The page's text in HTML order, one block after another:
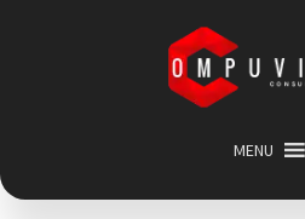
Saltar
navegación
contenido
MENU
Inicio